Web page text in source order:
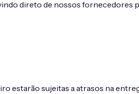
direto de nossos fornecedores
estarão sujeitas a atrasos na